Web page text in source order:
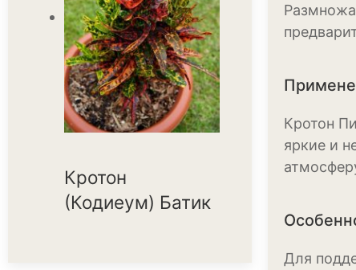
Кротон
(Кодиеум) Батик
Кротон
яркие и
Для